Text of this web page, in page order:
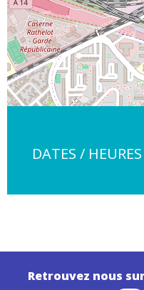
DATES / HEURES
Retrouvez nous